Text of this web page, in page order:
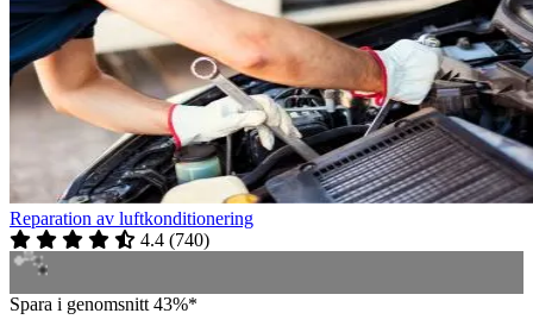
Reparation av luftkonditionering
4.4 (740)
Spara i genomsnitt 43%*